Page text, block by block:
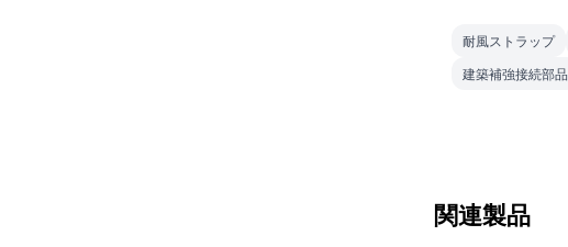
耐風ストラップ
建築補強接続部品
関連製品